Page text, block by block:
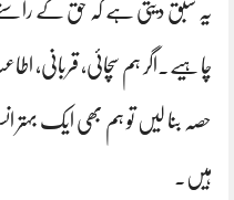
یہ سبق دیتی ہے کہ حق کے راستے
چاہیے۔اگر ہم سچائی، قربانی،
حصہ بنا لیں تو ہم بھی ایک بہتر
ہیں۔